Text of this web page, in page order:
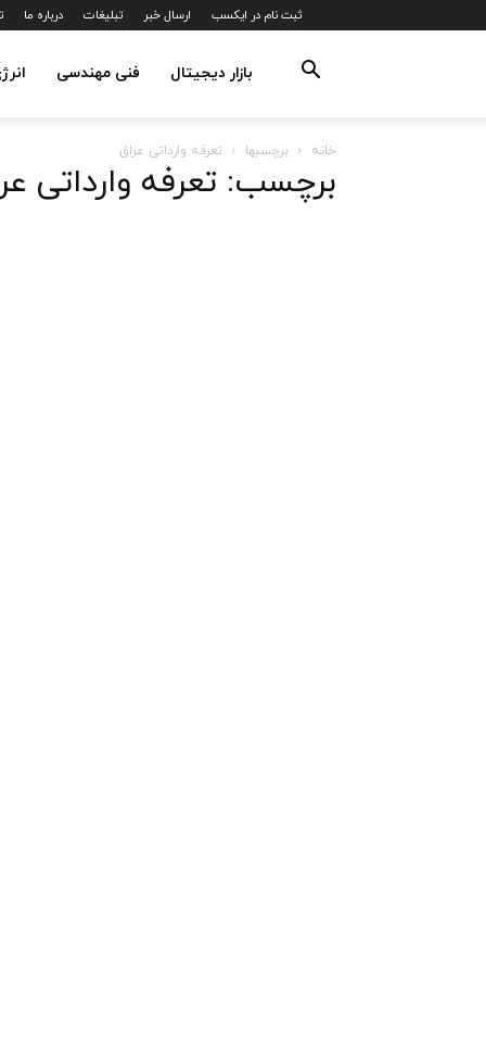
ثبت نام در ایکسب ارسال خبر تبلیغات درباره ما
فنی مهندسی بازار دیجیتال
خانه برچسبها تعرفه وارداتی عراق
برچسب: تعرفه وارداتی